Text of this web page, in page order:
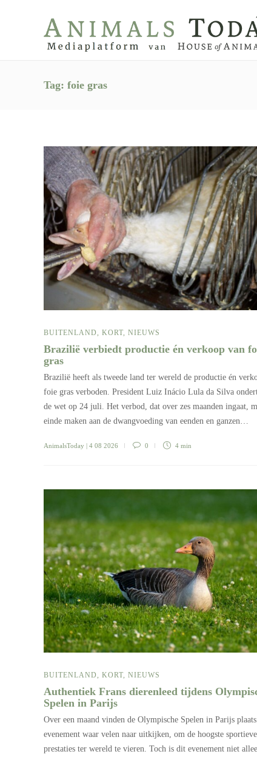
Tag: foie gras
BUITENLAND KORT NIEUWS
Brazilië verbiedt productie én verkoop van
gras
Brazilië heeft als tweede land ter wereld de productie én
foie gras verboden. President Luiz Inácio Lula da Silva
de wet op 24 juli. Het verbod, dat over zes maanden ingaat,
einde maken aan de dwangvoeding van eenden en ganzen…
AnimalsToday | 4 08 2026 0 4 min
BUITENLAND, KORT, NIEUWS
Authentiek Frans dierenleed tijdens
Spelen in Parijs
Over een maand vinden de Olympische Spelen in Parijs
evenement waar velen naar uitkijken, om de hoogste sportieve
prestaties ter wereld te vieren. Toch is dit evenement niet